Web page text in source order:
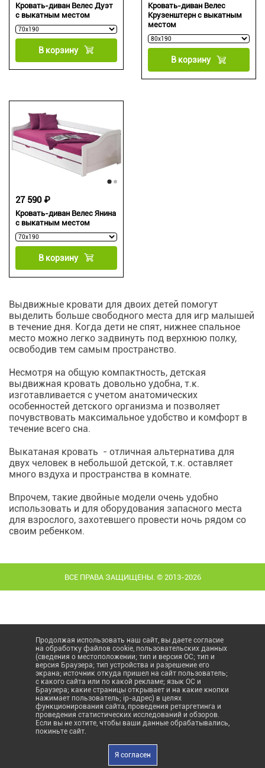
Кровать-диван Велес Дуэт
с выкатным местом
В корзину
Кровать-диван Велес
Крузенштерн с выкатным
местом
В корзину
Кровать-диван Велес Янина
с выкатным местом
27 590 ₽
В корзину
Выдвижные кровати для двоих детей помогут
выделить больше свободного места для игр малышей
в течение дня. Когда дети не спят, нижнее спальное
место можно легко задвинуть под верхнюю полку,
освободив тем самым пространство.
Несмотря на общую компактность, детская
выдвижная кровать довольно удобна, т.к.
изготавливается с учетом анатомических
особенностей детского организма и позволяет
почувствовать максимальное удобство и комфорт в
течение всего сна.
Выкатаная кровать - отличная альтернатива для
двух человек в небольшой детской, т.к. оставляет
много вздуха и пространства в комнате.
Впрочем, такие двойные модели очень удобно
использовать и для оборудования запасного места
для взрослого, захотевшего провести ночь рядом со
своим ребенком.
ВСЕ ПРАВА ЗАЩИЩЕНЫ. © 2013-2026
Продолжая использовать наш сайт, вы даете согласие
на обработку файлов cookie, пользовательских данных
(сведения о местоположении; тип и версия ОС; тип и
версия Браузера; тип устройства и разрешение его
экрана; источник откуда пришел на сайт пользователь;
с какого сайта или по какой рекламе; язык ОС и
Браузера; какие страницы открывает и на какие кнопки
нажимает пользователь; ip-адрес) в целях
функционирования сайта, проведения ретаргетинга и
проведения статистических исследований и обзоров.
Если вы не хотите, чтобы ваши данные обрабатывались,
покиньте сайт.
Я согласен